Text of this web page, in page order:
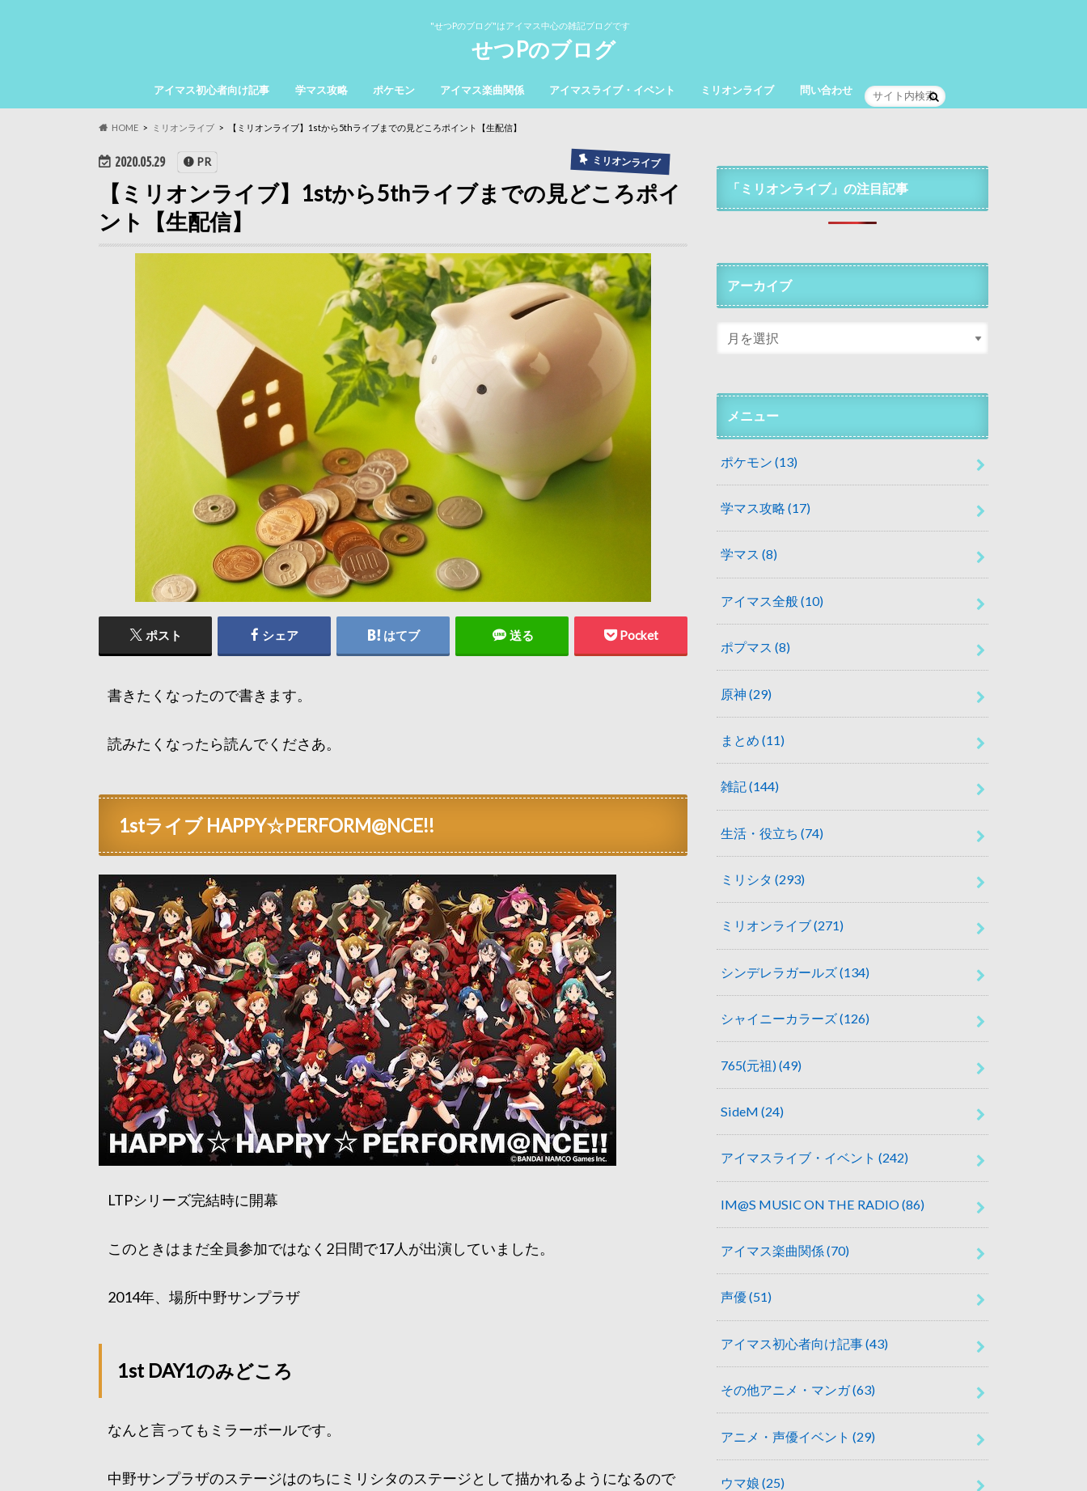
"せつPのブログ"はアイマス中心の雑記ブログです
せつPのブログ
アイマス初心者向け記事 学マス攻略 ポケモン アイマス楽曲関係 アイマスライブ・イベント ミリオンライブ 問い合わせ
HOME ミリオンライブ 【ミリオンライブ】1stから5thライブまでの見どころポイント【生配信】
2020.05.29 ミリオンライブ
PR
【ミリオンライブ】1stから5thライブまでの見どころポイ
ント【生配信】
ポスト シェア はてブ 送る Pocket
書きたくなったので書きます。
読みたくなったら読んでくださあ。
1stライブ HAPPY☆PERFORM@NCE!!
LTPシリーズ完結時に開幕
このときはまだ全員参加ではなく2日間で17人が出演していました。
2014年、場所中野サンプラザ
1st DAY1のみどころ
なんと言ってもミラーボールです。
中野サンプラザのステージはのちにミリシタのステージとして描かれるようになるので
「ミリオンライブ」の注目記事
アーカイブ
メニュー
ポケモン (13)
学マス攻略 (17)
学マス (8)
アイマス全般(10)
ポプマス (8)
原神 (29)
まとめ (11)
雑記(144)
生活・役立ち (74)
ミリシタ (293)
ミリオンライブ(271)
シンデレラガールズ(134)
シャイニーカラーズ(126)
765(元祖)(49)
SideM (24)
アイマスライブ・イベント (242)
IM@S MUSIC ON THE RADIO(86)
アイマス楽曲関係(70)
声優(51)
アイマス初心者向け記事(43)
その他アニメ・マンガ(63)
アニメ・声優イベント (29)
ウマ娘 (25)